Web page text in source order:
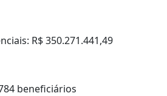
R$ 350.271.441,49
beneficiários